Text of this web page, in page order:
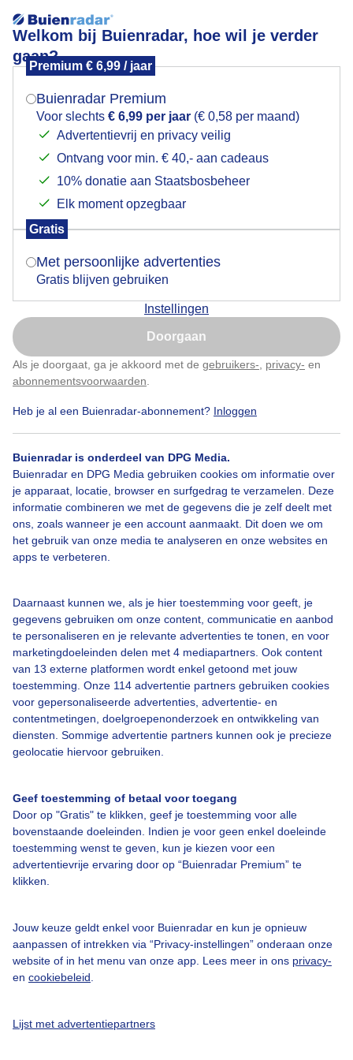
Welkom bij Buienradar, hoe wil je verder
gaan?
Premium € 6,99 / jaar
Buienradar Premium
Voor slechts € 6,99 per jaar (€ 0,58 per maand)
Advertentievrij en privacy veilig
Ontvang voor min. € 40,- aan cadeaus
10% donatie aan Staatsbosbeheer
Elk moment opzegbaar
Gratis
Met persoonlijke advertenties
Gratis blijven gebruiken
Instellingen
Doorgaan
Als je doorgaat, ga je akkoord met de gebruikers- privacy- en
abonnementsvoorwaarden
Heb je al een Buienradar-abonnement? Inloggen
Buienradar is onderdeel van DPG Media.
Buienradar en DPG Media gebruiken cookies om informatie over
je apparaat, locatie, browser en surfgedrag te verzamelen. Deze
informatie combineren we met de gegevens die je zelf deelt met
ons, zoals wanneer je een account aanmaakt. Dit doen we om
het gebruik van onze media te analyseren en onze websites en
apps te verbeteren.
Daarnaast kunnen we, als je hier toestemming voor geeft, je
gegevens gebruiken om onze content, communicatie en aanbod
te personaliseren en je relevante advertenties te tonen, en voor
marketingdoeleinden delen met 4 mediapartners. Ook content
van 13 externe platformen wordt enkel getoond met jouw
toestemming. Onze 114 advertentie partners gebruiken cookies
voor gepersonaliseerde advertenties, advertentie- en
contentmetingen, doelgroepenonderzoek en ontwikkeling van
diensten. Sommige advertentie partners kunnen ook je precieze
geolocatie hiervoor gebruiken.
Geef toestemming of betaal voor toegang
Door op "Gratis" te klikken, geef je toestemming voor alle
bovenstaande doeleinden. Indien je voor geen enkel doeleinde
toestemming wenst te geven, kun je kiezen voor een
advertentievrije ervaring door op “Buienradar Premium” te
klikken.
Jouw keuze geldt enkel voor Buienradar en kun je opnieuw
aanpassen of intrekken via “Privacy-instellingen” onderaan onze
website of in het menu van onze app. Lees meer in ons privacy-
en cookiebeleid
Lijst met advertentiepartners
Zonsopkomst Krimpenerwaard
Vanmorgen de zonsopkomst bij 7 graden tussen
Krimpen aan den IJssel en Krimpen aan de Lek in.
Door: Andrew Roos Gemaakt: 03-10-2024, 170x bekeken
Herfst Zonsopkomst Dieren
Bekijk slideshow
Een moment geduld aub...
Bedrijfsgegevens
Veelgestelde vragen
Contact
Gebruikersvoorwaarden
Adverteren
Mogen we je locatie gebruiken voor het
Indien je hier nog geen akkoord op hebt gegeven,
verschijnt er zo een pop-up uit je browser waarin
Is goed, toon de popup
Nu niet, misschien later
Klik hierom dit aan te passen